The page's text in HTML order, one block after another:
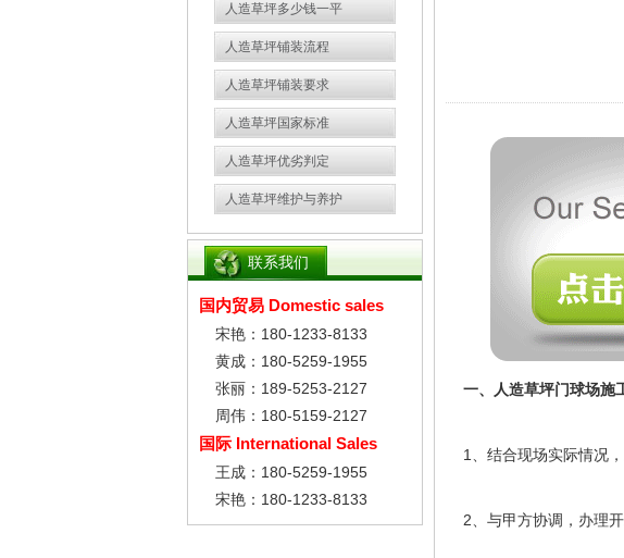
人造草坪多少钱一平
人造草坪铺装流程
人造草坪铺装要求
人造草坪国家标准
人造草坪优劣判定
人造草坪维护与养护
联系我们
国内贸易 Domestic sales
宋艳：180-1233-8133
黄成：180-5259-1955
张丽：189-5253-2127
周伟：180-5159-2127
国际 International Sales
王成：180-5259-1955
宋艳：180-1233-8133
一、人造草坪门球场施
1、结合现场实际情况，
2、与甲方协调，办理开